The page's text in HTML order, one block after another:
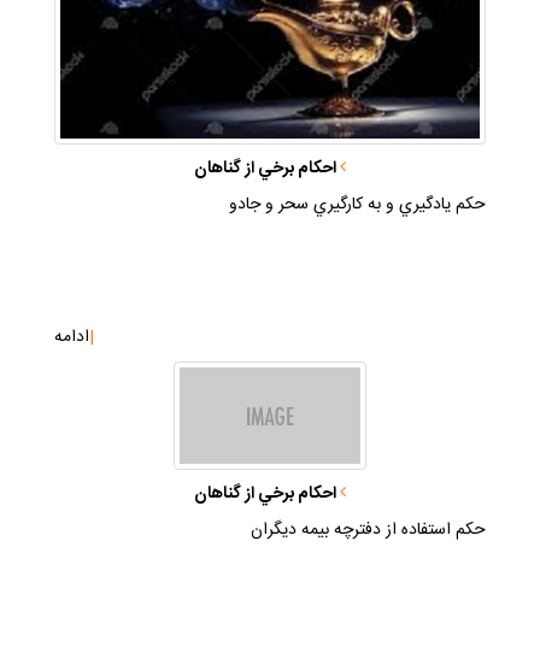
احكام برخي از گناهان
حكم يادگيري و به كارگيري سحر و جادو
|ادامه
احكام برخي از گناهان
حكم استفاده از دفترچه بيمه ديگران